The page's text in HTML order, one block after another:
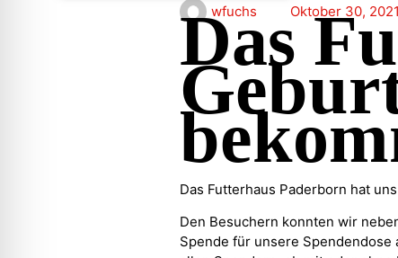
wfuchs Oktober 30, 2021
Das
Das Futterhaus Paderborn hat
Den Besuchern konnten wir
Spende für unsere Spendendose